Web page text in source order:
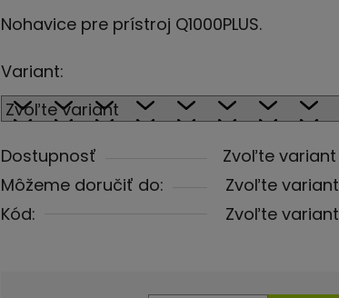
produktu
5,0
z
hviezdičiek.
Nohavice pre prístroj Q1000PLUS.
Variant:
Dostupnosť
Zvoľte variant
Môžeme doručiť do:
Zvoľte variant
Kód:
Zvoľte variant